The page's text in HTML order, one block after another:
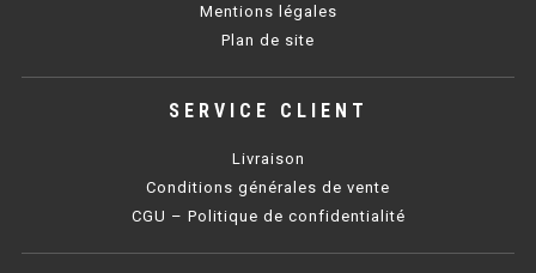
TABLE DE PRÉPARATION
SALADETTE COMPACTE
Mentions légales
Plan de site
SERVICE CLIENT
Livraison
Conditions générales de vente
CGU – Politique de confidentialité